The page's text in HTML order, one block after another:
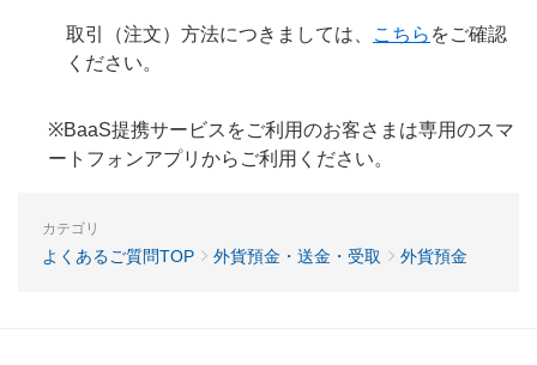
取引（注文）方法につきましては、 こちら をご確認
ください。
※BaaS提携サービスをご利用のお客さまは専用のスマ
ートフォンアプリからご利用ください。
カテゴリ
よくあるご質問TOP 外貨預金・送金・受取 外貨預金